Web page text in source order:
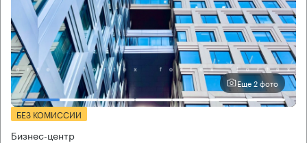
Еще 2 фото
БЕЗ КОМИССИИ
Бизнес-центр